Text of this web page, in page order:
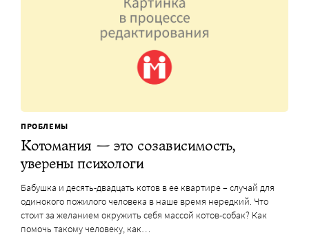
ПРОБЛЕМЫ
Котомания — это созависимость,
уверены психологи
Бабушка и десять-двадцать котов в ее квартире – случай для
одинокого пожилого человека в наше время нередкий. Что
стоит за желанием окружить себя массой котов-собак? Как
помочь такому человеку, как…